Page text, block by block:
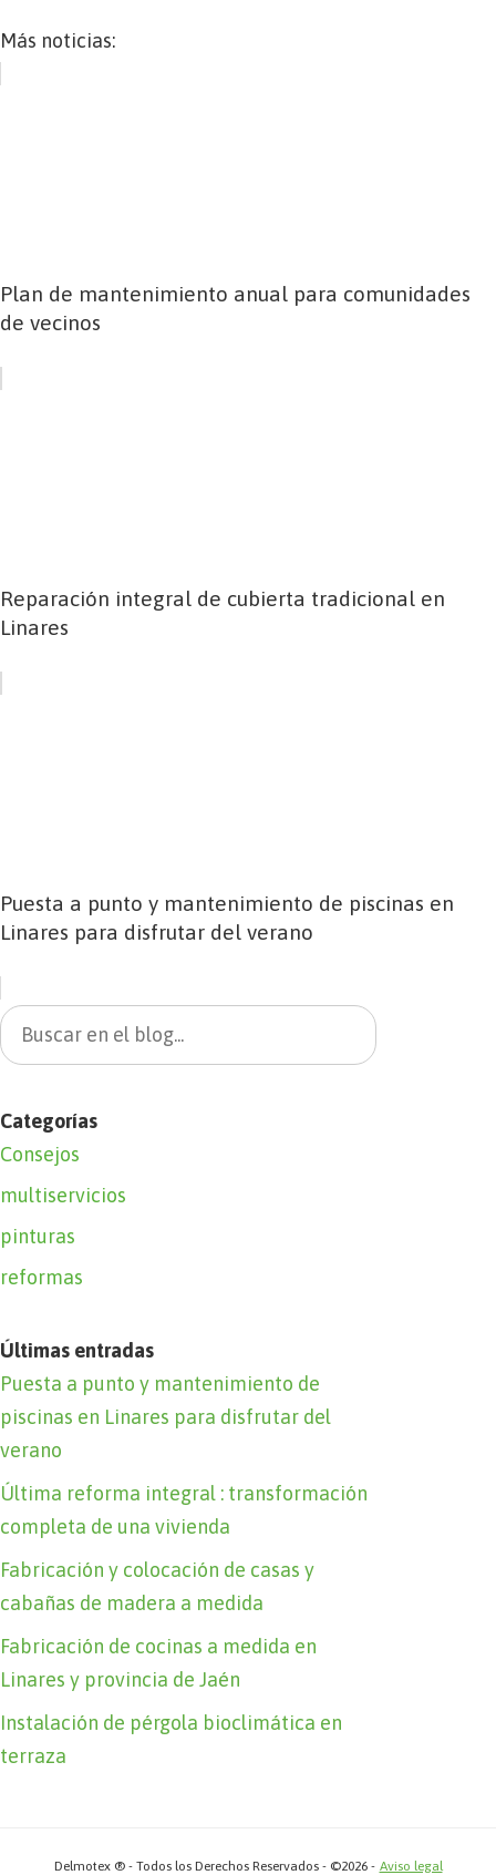
Más noticias:
Plan de mantenimiento anual para comunidades
de vecinos
Reparación integral de cubierta tradicional en
Linares
Puesta a punto y mantenimiento de piscinas en
Linares para disfrutar del verano
Categorías
Consejos
multiservicios
pinturas
reformas
Últimas entradas
Puesta a punto y mantenimiento de
piscinas en Linares para disfrutar del
verano
Última reforma integral : transformación
completa de una vivienda
Fabricación y colocación de casas y
cabañas de madera a medida
Fabricación de cocinas a medida en
Linares y provincia de Jaén
Instalación de pérgola bioclimática en
terraza
Delmotex ® - Todos los Derechos Reservados - ©2026 - Aviso legal